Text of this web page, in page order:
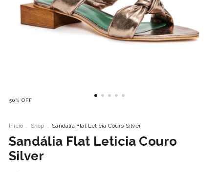
50% OFF
Início Shop Sandália Flat Leticia Couro Silver
Sandália Flat Leticia Couro
Silver